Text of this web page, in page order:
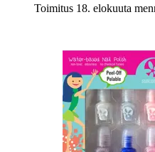
Toimitus 18. elokuuta